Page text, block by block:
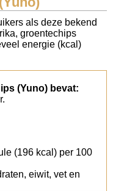
als deze bekend
groentechips
energie (kcal)
(Yuno) bevat:
(196 kcal) per 100
eiwit, vet en